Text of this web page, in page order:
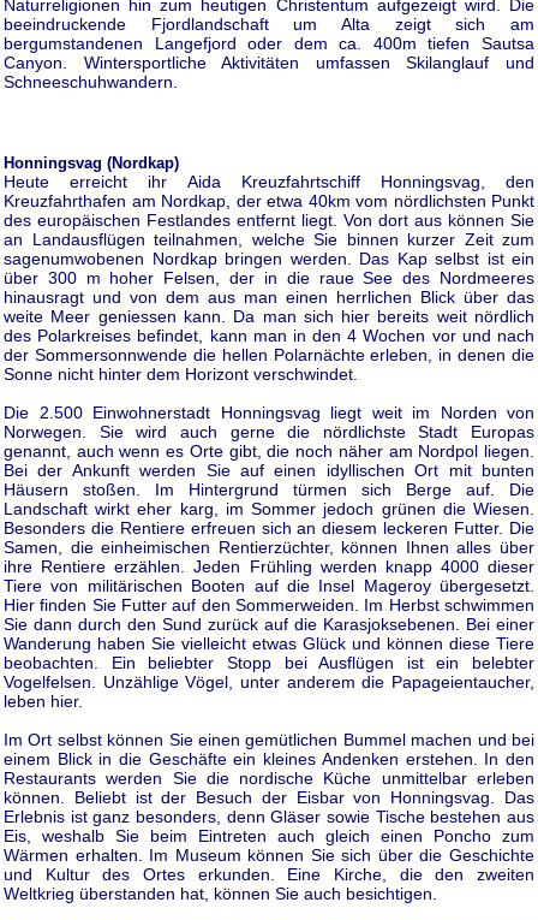
Naturreligionen hin zum heutigen Christentum aufgezeigt wird. Die
beeindruckende Fjordlandschaft um Alta zeigt sich am
bergumstandenen Langefjord oder dem ca. 400m tiefen Sautsa
Canyon. Wintersportliche Aktivitäten umfassen Skilanglauf und
Schneeschuhwandern.
Honningsvag (Nordkap)
Heute erreicht ihr Aida Kreuzfahrtschiff Honningsvag, den
Kreuzfahrthafen am Nordkap, der etwa 40km vom nördlichsten Punkt
des europäischen Festlandes entfernt liegt. Von dort aus können Sie
an Landausflügen teilnahmen, welche Sie binnen kurzer Zeit zum
sagenumwobenen Nordkap bringen werden. Das Kap selbst ist ein
über 300 m hoher Felsen, der in die raue See des Nordmeeres
hinausragt und von dem aus man einen herrlichen Blick über das
weite Meer geniessen kann. Da man sich hier bereits weit nördlich
des Polarkreises befindet, kann man in den 4 Wochen vor und nach
der Sommersonnwende die hellen Polarnächte erleben, in denen die
Sonne nicht hinter dem Horizont verschwindet.
Die 2.500 Einwohnerstadt Honningsvag liegt weit im Norden von
Norwegen. Sie wird auch gerne die nördlichste Stadt Europas
genannt, auch wenn es Orte gibt, die noch näher am Nordpol liegen.
Bei der Ankunft werden Sie auf einen idyllischen Ort mit bunten
Häusern stoßen. Im Hintergrund türmen sich Berge auf. Die
Landschaft wirkt eher karg, im Sommer jedoch grünen die Wiesen.
Besonders die Rentiere erfreuen sich an diesem leckeren Futter. Die
Samen, die einheimischen Rentierzüchter, können Ihnen alles über
ihre Rentiere erzählen. Jeden Frühling werden knapp 4000 dieser
Tiere von militärischen Booten auf die Insel Mageroy übergesetzt.
Hier finden Sie Futter auf den Sommerweiden. Im Herbst schwimmen
Sie dann durch den Sund zurück auf die Karasjoksebenen. Bei einer
Wanderung haben Sie vielleicht etwas Glück und können diese Tiere
beobachten. Ein beliebter Stopp bei Ausflügen ist ein belebter
Vogelfelsen. Unzählige Vögel, unter anderem die Papageientaucher,
leben hier.
Im Ort selbst können Sie einen gemütlichen Bummel machen und bei
einem Blick in die Geschäfte ein kleines Andenken erstehen. In den
Restaurants werden Sie die nordische Küche unmittelbar erleben
können. Beliebt ist der Besuch der Eisbar von Honningsvag. Das
Erlebnis ist ganz besonders, denn Gläser sowie Tische bestehen aus
Eis, weshalb Sie beim Eintreten auch gleich einen Poncho zum
Wärmen erhalten. Im Museum können Sie sich über die Geschichte
und Kultur des Ortes erkunden. Eine Kirche, die den zweiten
Weltkrieg überstanden hat, können Sie auch besichtigen.